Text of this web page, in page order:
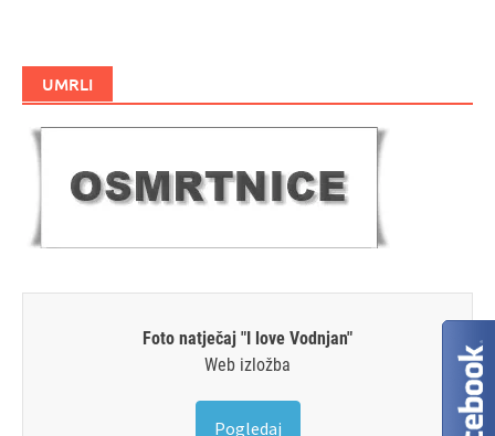
UMRLI
Foto natječaj "I love Vodnjan"
Web izložba
Pogledaj